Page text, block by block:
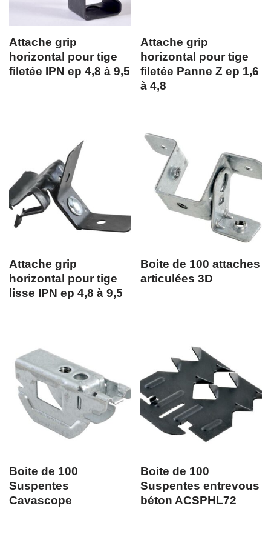
Attache grip
horizontal pour tige
filetée IPN ep 4,8 à 9,5
Attache grip
horizontal pour tige
filetée Panne Z ep 1,6
à 4,8
Attache grip
horizontal pour tige
lisse IPN ep 4,8 à 9,5
Boite de 100 attaches
articulées 3D
Boite de 100
Suspentes
Cavascope
Boite de 100
Suspentes entrevous
béton ACSPHL72